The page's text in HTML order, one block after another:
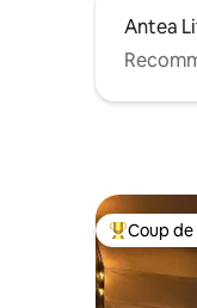
Antea
Coups de
Coup